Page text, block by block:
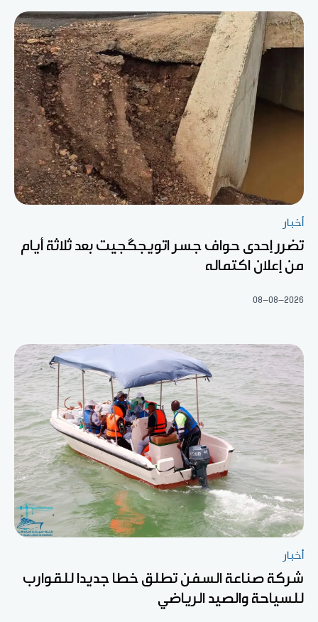
أخبار
تضرر إحدى حواف جسر اتويجگجيت بعد ثلاثة أيام
من إعلان اكتماله
08-08-2026
أخبار
شركة صناعة السفن تطلق خطا جديدا للقوارب
للسياحة والصيد الرياضي